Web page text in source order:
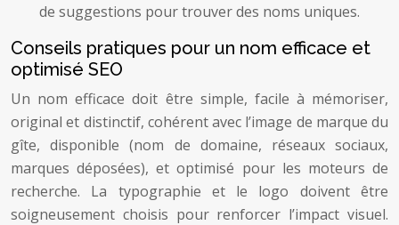
de suggestions pour trouver des noms uniques.
Conseils pratiques pour un nom efficace et
optimisé SEO
Un nom efficace doit être simple, facile à mémoriser,
original et distinctif, cohérent avec l’image de marque du
gîte, disponible (nom de domaine, réseaux sociaux,
marques déposées), et optimisé pour les moteurs de
recherche. La typographie et le logo doivent être
soigneusement choisis pour renforcer l’impact visuel.